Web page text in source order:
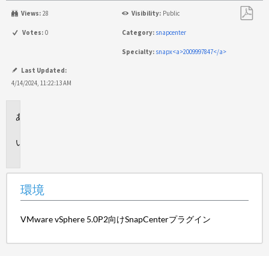
Views: 28 Visibility: Public
Votes: 0 Category: snapcenter
Specialty: snapx<a>2009997847</a>
Last Updated:
4/14/2024, 11:22:13 AM
環境
VMware vSphere 5.0P2向けSnapCenterプラグイン